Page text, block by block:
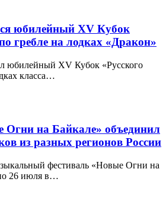
юбилейный XV Кубок
гребле на лодках «Дракон»
юбилейный XV Кубок «Русского
класса…
Огни на Байкале» объединил
из разных регионов России
фестиваль «Новые Огни на
26 июля в…